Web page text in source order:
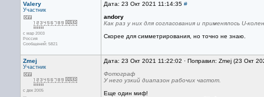
Valery
Участник
с мар 2003
Россия
Сообщений: 5821
Дата: 23 Окт 2021 11:14:35 #
andory
Как раз у них для согласования и применялось U-
Скорее для симметрирования, но точно не знаю.
Zmej
Участник
с дек 2005
...
Дата: 23 Окт 2021 11:22:02 · Поправил: Zmej (23 Окт
Фотограф
У него узкий диапазон рабочих частот.
Еще один миф!